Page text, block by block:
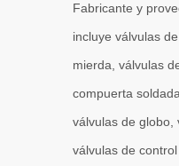
Fabricante y
incluye válvulas
mierda, válvulas
compuerta
válvulas de globo,
válvulas de